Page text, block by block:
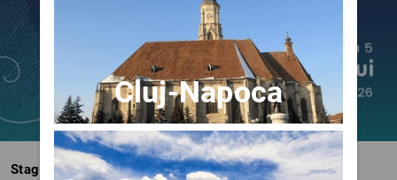
Stagiunea Estivală a Artelor Spectacolului
Cluj-Napoca